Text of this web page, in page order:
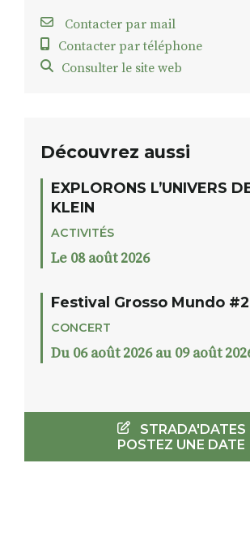
Contacter par mail
Contacter par téléphone
Consulter le site web
Découvrez aussi
EXPLORONS L’UNIVERS
KLEIN
ACTIVITÉS
Le 08 août 2026
Festival Grosso Mundo #2
CONCERT
Du 06 août 2026 au 09 août
STRADA'DATES
POSTEZ UNE DATE